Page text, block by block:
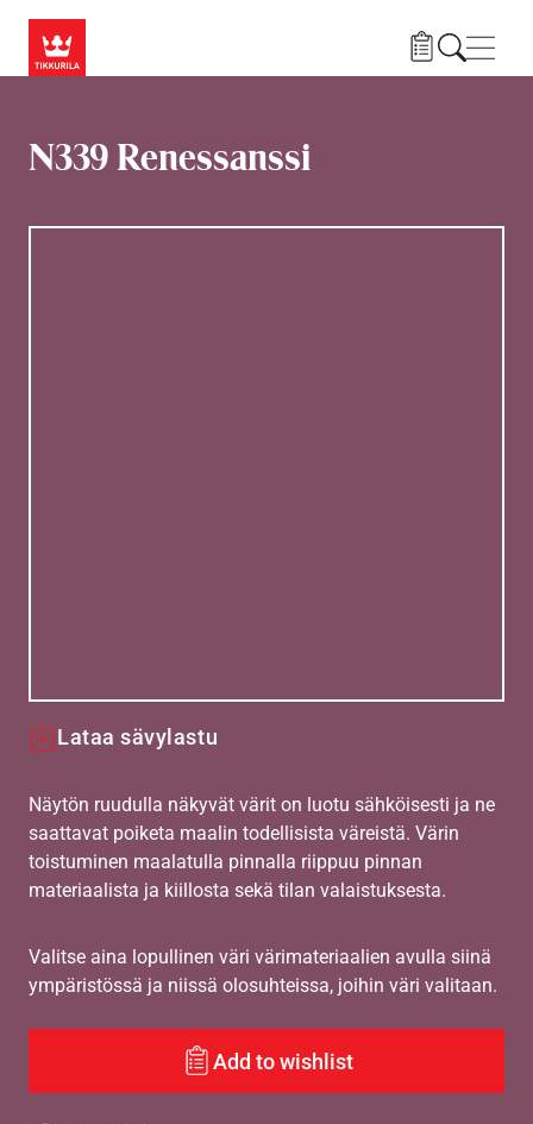
N339 Renessanssi
Lataa sävylastu
Näytön ruudulla näkyvät värit on luotu sähköisesti ja ne
saattavat poiketa maalin todellisista väreistä. Värin
toistuminen maalatulla pinnalla riippuu pinnan
materiaalista ja kiillosta sekä tilan valaistuksesta.
Valitse aina lopullinen väri värimateriaalien avulla siinä
ympäristössä ja niissä olosuhteissa, joihin väri valitaan.
Add to wishlist